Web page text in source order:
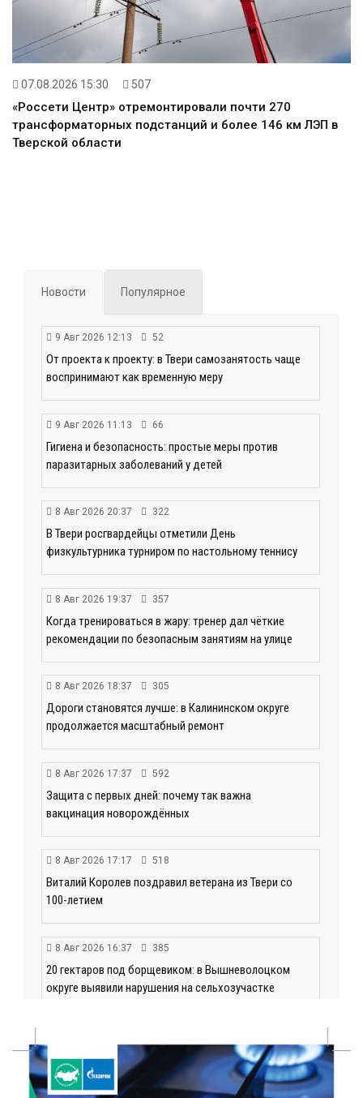
07.08.2026 15:30 507
«Россети Центр» отремонтировали почти 270
трансформаторных подстанций и более 146 км ЛЭП в
Тверской области
Новости Популярное
9 Авг 2026 12:13 52
От проекта к проекту: в Твери самозанятость чаще
воспринимают как временную меру
9 Авг 2026 11:13 66
Гигиена и безопасность: простые меры против
паразитарных заболеваний у детей
8 Авг 2026 20:37 322
В Твери росгвардейцы отметили День
физкультурника турниром по настольному теннису
8 Авг 2026 19:37 357
Когда тренироваться в жару: тренер дал чёткие
рекомендации по безопасным занятиям на улице
8 Авг 2026 18:37 305
Дороги становятся лучше: в Калининском округе
продолжается масштабный ремонт
8 Авг 2026 17:37 592
Защита с первых дней: почему так важна
вакцинация новорождённых
8 Авг 2026 17:17 518
Виталий Королев поздравил ветерана из Твери со
100-летием
8 Авг 2026 16:37 385
20 гектаров под борщевиком: в Вышневолоцком
округе выявили нарушения на сельхозучастке
Светофор, ЮИДовцы и ГИБДД: в Ржевском округе
напомнили о важности дорожной дисциплины